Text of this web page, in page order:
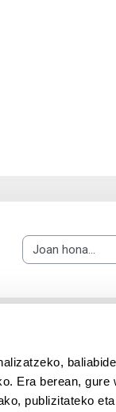
Era berean, gure
publizitateko
Joan hona...
UPV/EHU en
UPV/